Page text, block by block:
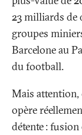
23 milliards de
groupes
Barcelone au
du football.
Mais attention,
opère
détente: fusion